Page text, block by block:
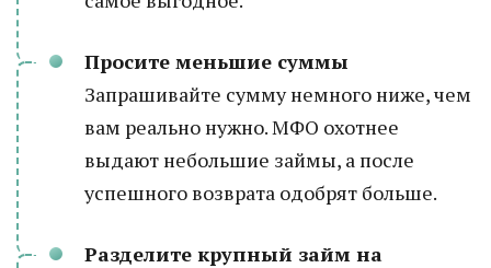
Просите меньшие суммы
Запрашивайте сумму немного ниже, чем
вам реально нужно. МФО охотнее
выдают небольшие займы, а после
успешного возврата одобрят больше.
Разделите крупный займ на